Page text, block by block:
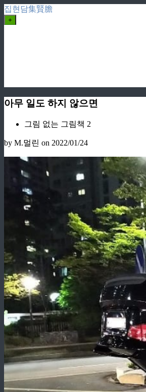
집현담集賢膽
+
아무 일도 하지 않으면
그림 없는 그림책 2
by M.멀린 on 2022/01/24